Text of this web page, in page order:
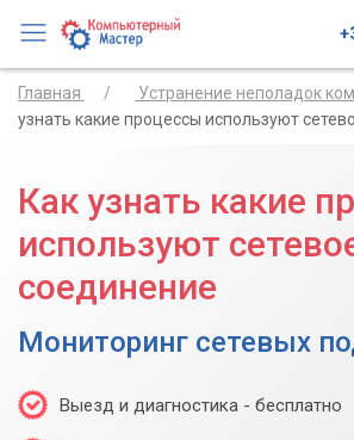
Главная Устранение неполадок
узнать какие процессы используют
Как узнать какие
используют
соединение
Мониторинг сетевых
Выезд и диагностика - бесплатно